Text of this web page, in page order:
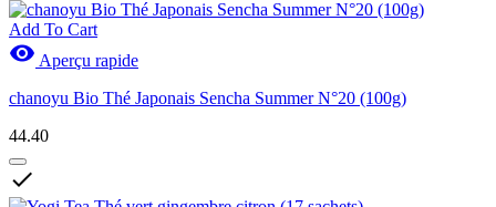
Add To Cart
 Aperçu rapide
chanoyu Bio Thé Japonais Sencha Summer N°20 (100g)
44.40
